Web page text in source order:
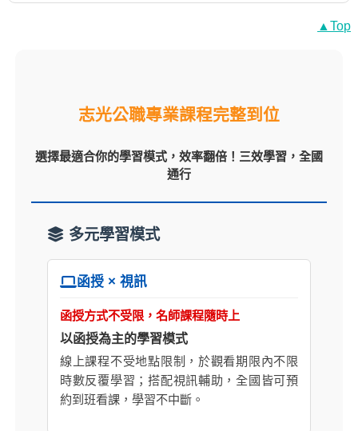
▲Top
志光公職專業課程完整到位
選擇最適合你的學習模式，效率翻倍！三效學習，全國
通行
多元學習模式
函授 × 視訊
函授方式不受限，名師課程隨時上
以函授為主的學習模式
線上課程不受地點限制，於觀看期限內不限
時數反覆學習；搭配視訊輔助，全國皆可預
約到班看課，學習不中斷。